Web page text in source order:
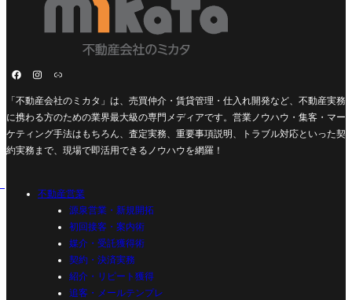
「不動産会社のミカタ」は、売買仲介・賃貸管理・仕入れ開発など、不動産実務
に携わる方のための業界最大級の専門メディアです。営業ノウハウ・集客・マー
ケティング手法はもちろん、査定実務、重要事項説明、トラブル対応といった契
約実務まで、現場で即活用できるノウハウを網羅！
不動産営業
源泉営業・新規開拓
初回接客・案内術
媒介・受託獲得術
契約・決済実務
紹介・リピート獲得
追客・メールテンプレ